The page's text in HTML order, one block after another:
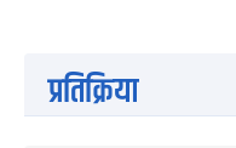
प्रतिक्रिया